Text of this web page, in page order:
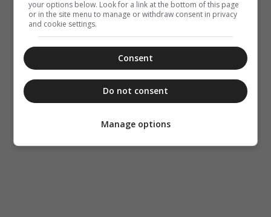
your options below. Look for a link at the bottom of this page
or in the site menu to manage or withdraw consent in privacy
and cookie settings.
Consent
Do not consent
Manage options